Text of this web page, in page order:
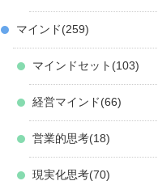
マインド 259
マインドセット 103
経営マインド 66
営業的思考 18
現実化思考 70